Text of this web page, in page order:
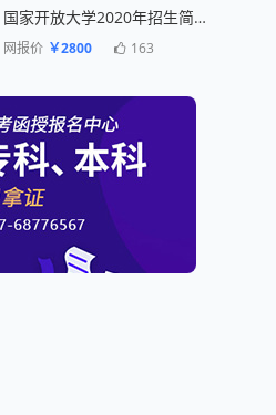
国家开放大学2020年招生简章
网报价 ￥2800 163